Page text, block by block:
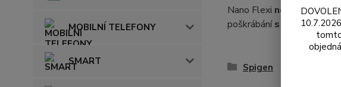
MOBILNÍ TELEFONY
SMART
Nano Flexi nová
poškrábánís tvrdostí na
Spigen